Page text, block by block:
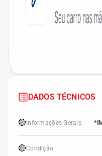
DADOS TÉCNICOS
🔴 Informações Gerais
🔴Condição